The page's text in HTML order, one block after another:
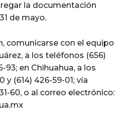
la documentación
de mayo.
comunicarse con el equipo
a los teléfonos (656)
93; en Chihuahua, a los
y (614) 426-59-01; vía
60, o al correo electrónico: